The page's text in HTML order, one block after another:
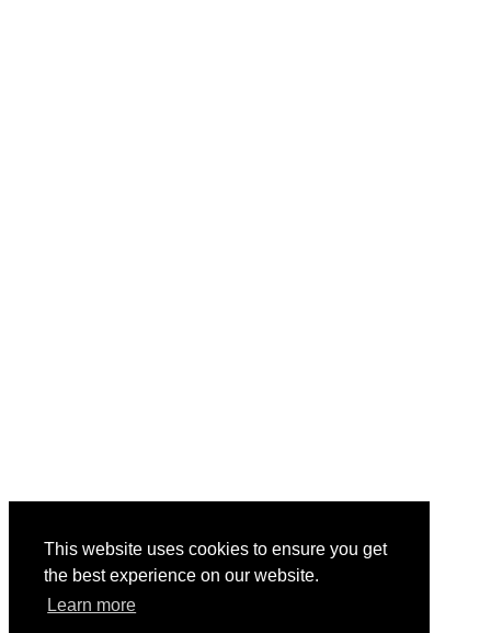
This website uses cookies to ensure you get
the best experience on our website.
Learn more